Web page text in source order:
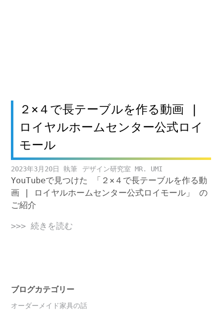
２×４で長テーブルを作る動画 |
ロイヤルホームセンター公式ロイ
モール
2023年3月20日 デザイン研究室 MR. UMI
YouTubeで見つけた 「２×４で長テーブルを作る動
画 | ロイヤルホームセンター公式ロイモール」 の
ご紹介
>>> 続きを読む
ブログカテゴリー
オーダーメイド家具の話